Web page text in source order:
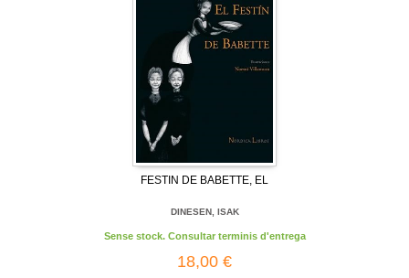
FESTIN DE BABETTE, EL
DINESEN, ISAK
Sense stock. Consultar terminis d'entrega
18,00 €